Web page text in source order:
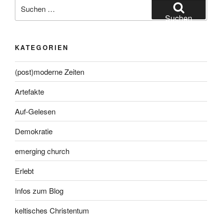
nach:
Suchen
KATEGORIEN
(post)moderne Zeiten
Artefakte
Auf-Gelesen
Demokratie
emerging church
Erlebt
Infos zum Blog
keltisches Christentum